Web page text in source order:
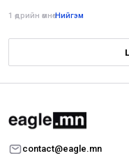
1 өдрийн өмнө•Нийгэм
contact@eagle.mn